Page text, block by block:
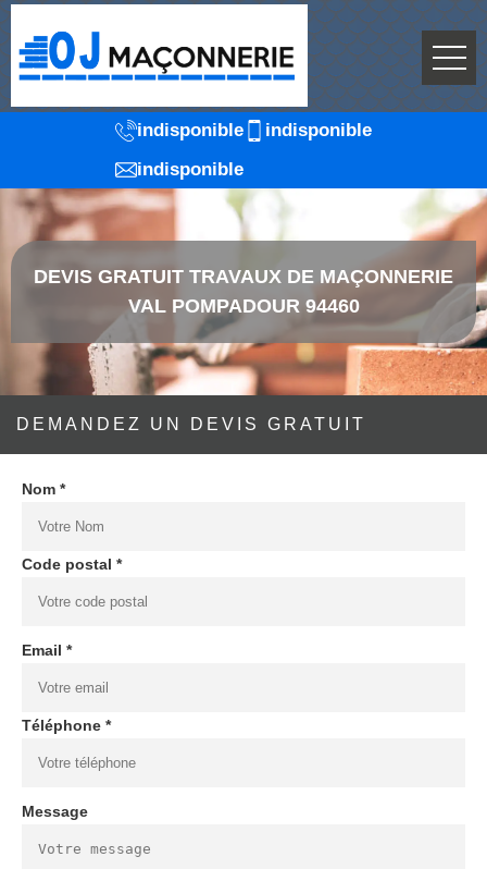
indisponible
indisponible
indisponible
DEVIS GRATUIT TRAVAUX DE MAÇONNERIE
VAL POMPADOUR 94460
DEMANDEZ UN DEVIS GRATUIT
Nom *
Code postal *
Email *
Téléphone *
Message